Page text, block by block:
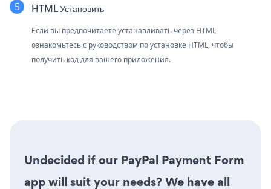
HTML Установить
Если вы предпочитаете устанавливать через HTML,
ознакомьтесь с руководством по установке HTML, чтобы
получить код для вашего приложения.
Undecided if our PayPal Payment Form
app will suit your needs? We have all